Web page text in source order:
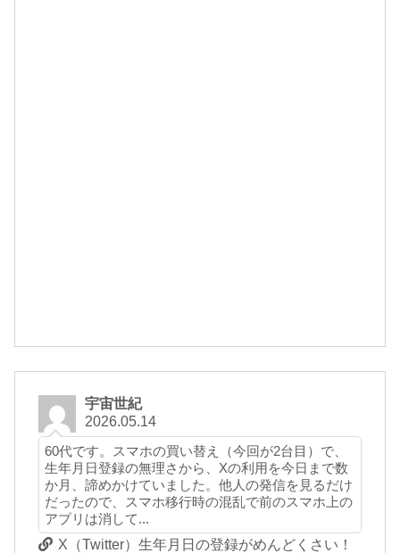
宇宙世紀
2026.05.14
60代です。スマホの買い替え（今回が2台目）で、
生年月日登録の無理さから、Xの利用を今日まで数
か月、諦めかけていました。他人の発信を見るだけ
だったので、スマホ移行時の混乱で前のスマホ上の
アプリは消して...
X（Twitter）生年月日の登録がめんどくさい！